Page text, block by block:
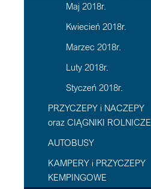
Maj 2018r.
Kwiecień 2018r.
Marzec 2018r.
Luty 2018r.
Styczeń 2018r.
PRZYCZEPY i NACZEPY
oraz CIĄGNIKI ROLNICZE
AUTOBUSY
KAMPERY i PRZYCZEPY
KEMPINGOWE